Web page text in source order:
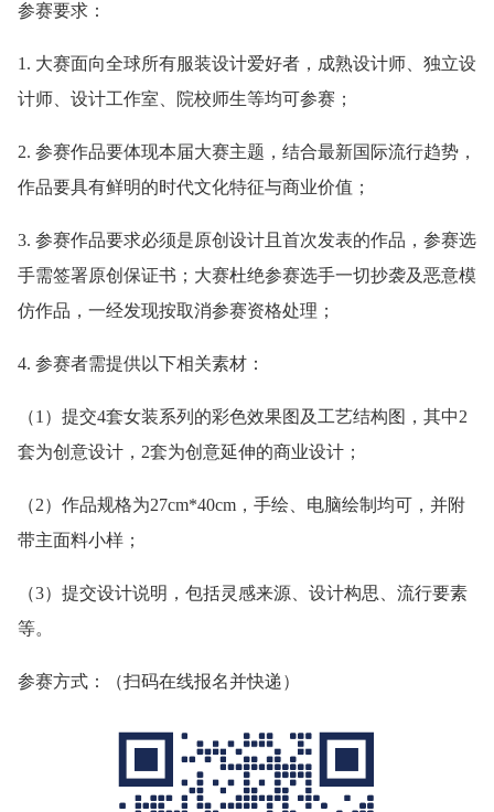
参赛要求：
1. 大赛面向全球所有服装设计爱好者，成熟设计师、独立设
计师、设计工作室、院校师生等均可参赛；
2. 参赛作品要体现本届大赛主题，结合最新国际流行趋势，
作品要具有鲜明的时代文化特征与商业价值；
3. 参赛作品要求必须是原创设计且首次发表的作品，参赛选
手需签署原创保证书；大赛杜绝参赛选手一切抄袭及恶意模
仿作品，一经发现按取消参赛资格处理；
4. 参赛者需提供以下相关素材：
（1）提交4套女装系列的彩色效果图及工艺结构图，其中2
套为创意设计，2套为创意延伸的商业设计；
（2）作品规格为27cm*40cm，手绘、电脑绘制均可，并附
带主面料小样；
（3）提交设计说明，包括灵感来源、设计构思、流行要素
等。
参赛方式：（扫码在线报名并快递）